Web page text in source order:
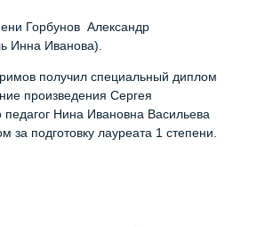
Горбунов Александр
Инна Иванова).
получил специальный диплом
произведения Сергея
Нина Ивановна Васильева
за подготовку лауреата 1 степени.